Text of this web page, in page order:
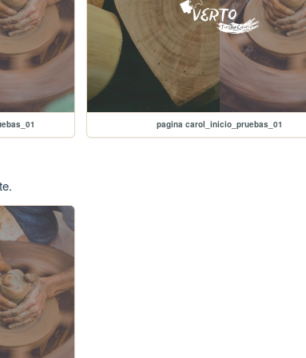
pagina carol_inicio_pruebas_01